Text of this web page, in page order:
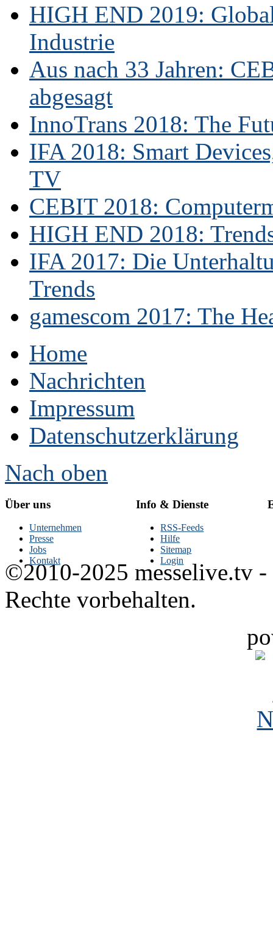
HIGH END 2019:
Industrie
Aus nach 33 Jahren:
abgesagt
InnoTrans 2018: The
IFA 2018: Smart
TV
CEBIT 2018:
HIGH END 2018:
IFA 2017: Die
Trends
gamescom 2017: The
Home
Nachrichten
Impressum
Datenschutzerklärung
Nach oben
Über uns
Unternehmen
Presse
Jobs
Kontakt
Info & Dienste
RSS-Feeds
Hilfe
Sitemap
Login
©2010-2025 messelive.tv -
Rechte vorbehalten.